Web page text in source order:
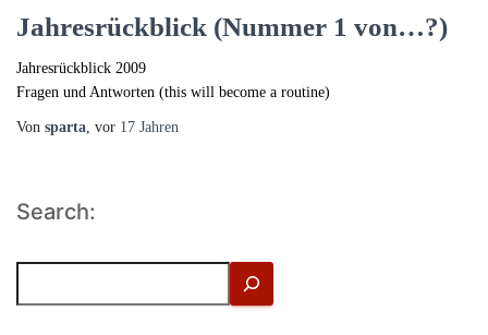
Jahresrückblick (Nummer 1 von…?)
Jahresrückblick 2009
Fragen und Antworten (this will become a routine)
Von sparta, vor 17 Jahren
Search: